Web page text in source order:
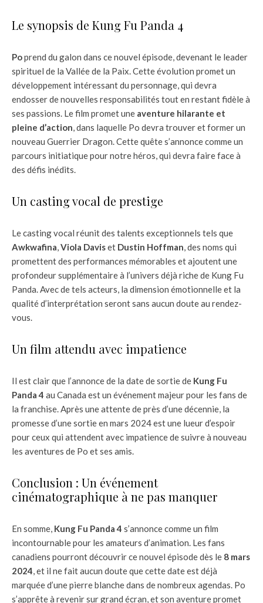
Le synopsis de Kung Fu Panda 4
Poprend du galon dans ce nouvel épisode, devenant le leader
spirituel de la Vallée de la Paix. Cette évolution promet un
développement intéressant du personnage, qui devra
endosser de nouvelles responsabilités tout en restant fidèle à
ses passions. Le film promet une aventure hilarante et
pleine d’action, dans laquelle Po devra trouver et former un
nouveau Guerrier Dragon. Cette quête s’annonce comme un
parcours initiatique pour notre héros, qui devra faire face à
des défis inédits.
Un casting vocal de prestige
Le casting vocal réunit des talents exceptionnels tels que
Awkwafina,Viola Daviset Dustin Hoffman, des noms qui
promettent des performances mémorables et ajoutent une
profondeur supplémentaire à l’univers déjà riche de Kung Fu
Panda. Avec de tels acteurs, la dimension émotionnelle et la
qualité d’interprétation seront sans aucun doute au rendez-
vous.
Un film attendu avec impatience
Il est clair que l’annonce de la date de sortie de Kung Fu
Panda 4 au Canada est un événement majeur pour les fans de
la franchise. Après une attente de près d’une décennie, la
promesse d’une sortie en mars 2024 est une lueur d’espoir
pour ceux qui attendent avec impatience de suivre à nouveau
les aventures de Po et ses amis.
Conclusion : Un événement
cinématographique à ne pas manquer
En somme, Kung Fu Panda 4 s’annonce comme un film
incontournable pour les amateurs d’animation. Les fans
canadiens pourront découvrir ce nouvel épisode dès le 8 mars
2024, et il ne fait aucun doute que cette date est déjà
marquée d’une pierre blanche dans de nombreux agendas. Po
s’apprête à revenir sur grand écran, et son aventure promet